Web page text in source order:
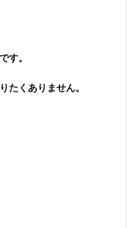
す。
たくありません。